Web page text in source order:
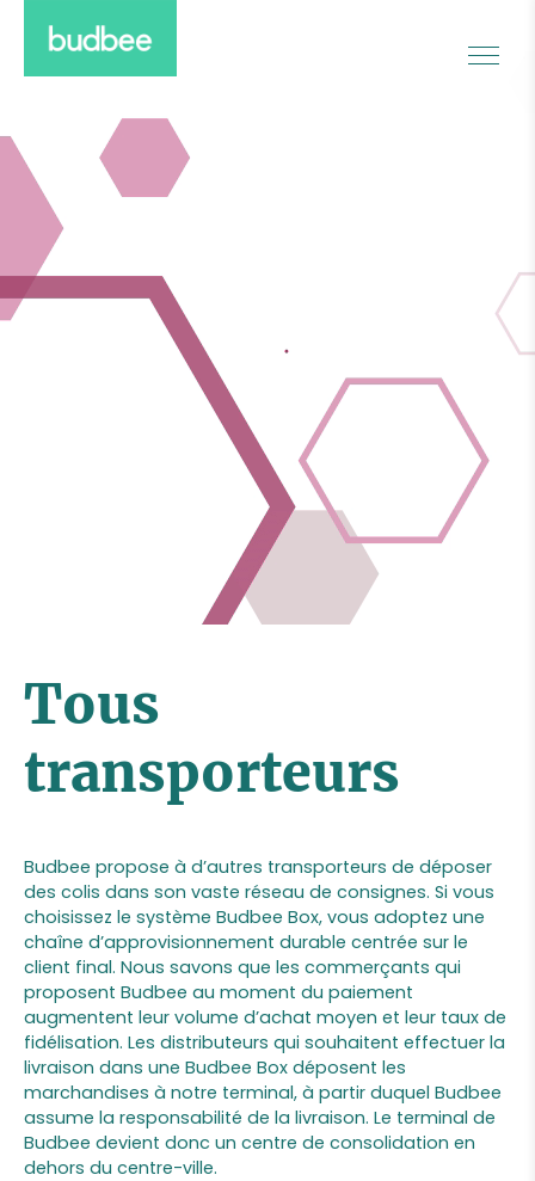
Tous
transporteurs
Budbee propose à d’autres transporteurs de déposer
des colis dans son vaste réseau de consignes. Si vous
choisissez le système Budbee Box, vous adoptez une
chaîne d’approvisionnement durable centrée sur le
client final. Nous savons que les commerçants qui
proposent Budbee au moment du paiement
augmentent leur volume d’achat moyen et leur taux de
fidélisation. Les distributeurs qui souhaitent effectuer la
livraison dans une Budbee Box déposent les
marchandises à notre terminal, à partir duquel Budbee
assume la responsabilité de la livraison. Le terminal de
Budbee devient donc un centre de consolidation en
dehors du centre-ville.